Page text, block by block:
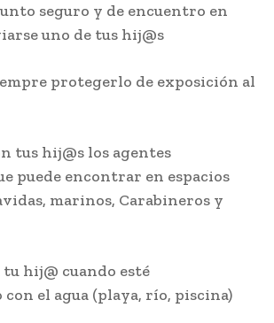
seguro y de encuentro en
uno de tus hij@s
protegerlo de exposición al
tus hij@s los agentes
puede encontrar en espacios
marinos, Carabineros y
tu hij@ cuando esté
el agua (playa, río, piscina)